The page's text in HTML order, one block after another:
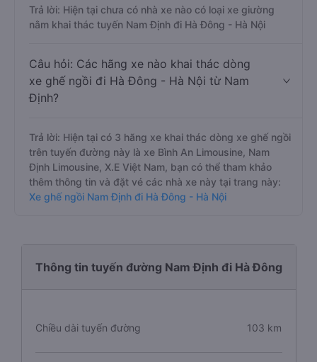
Trả lời: Hiện tại chưa có nhà xe nào có loại xe giường
nằm khai thác tuyến Nam Định đi Hà Đông - Hà Nội
Câu hỏi: Các hãng xe nào khai thác dòng
xe ghế ngồi đi Hà Đông - Hà Nội từ Nam
Định?
Trả lời: Hiện tại có 3 hãng xe khai thác dòng xe ghế ngồi
trên tuyến đường này là xe Bình An Limousine, Nam
Định Limousine, X.E Việt Nam, bạn có thể tham khảo
thêm thông tin và đặt vé các nhà xe này tại trang này:
Xe ghế ngồi Nam Định đi Hà Đông - Hà Nội
Thông tin tuyến đường Nam Định đi Hà Đông
Chiều dài tuyến đường 103 km